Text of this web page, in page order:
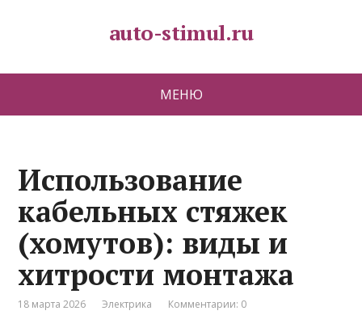
auto-stimul.ru
МЕНЮ
Использование
кабельных стяжек
(хомутов): виды и
хитрости монтажа
18 марта 2026 Электрика Комментарии: 0